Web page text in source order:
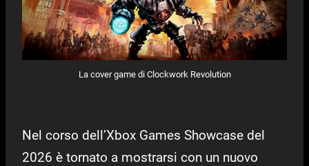
La cover game di Clockwork Revolution
Nel corso dell’Xbox Games Showcase del
2026 è tornato a mostrarsi con un nuovo